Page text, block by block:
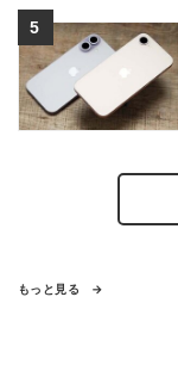
もっと見る